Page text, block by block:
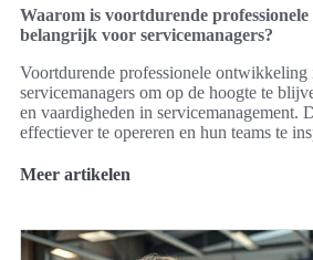
Waarom is voortdurende
belangrijk voor servicemanagers?
Voortdurende professionele ontwikkeling
servicemanagers om op de hoogte te
en vaardigheden in servicemanagement.
effectiever te opereren en hun teams te
Meer artikelen